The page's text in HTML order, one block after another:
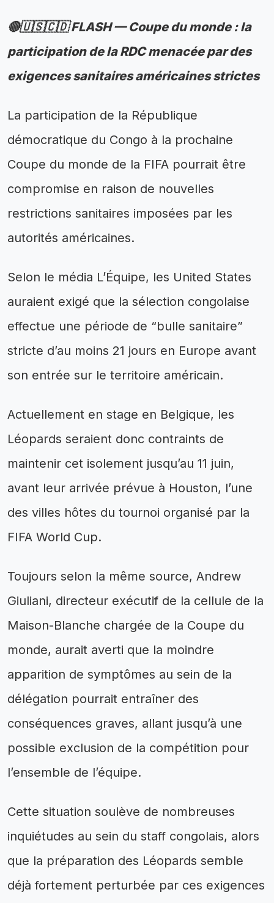
🔴🇺🇸🇨🇩 FLASH — Coupe du monde : la
participation de la RDC menacée par des
exigences sanitaires américaines strictes
La participation de la République
démocratique du Congo à la prochaine
Coupe du monde de la FIFA pourrait être
compromise en raison de nouvelles
restrictions sanitaires imposées par les
autorités américaines.
Selon le média L’Équipe, les United States
auraient exigé que la sélection congolaise
effectue une période de “bulle sanitaire”
stricte d’au moins 21 jours en Europe avant
son entrée sur le territoire américain.
Actuellement en stage en Belgique, les
Léopards seraient donc contraints de
maintenir cet isolement jusqu’au 11 juin,
avant leur arrivée prévue à Houston, l’une
des villes hôtes du tournoi organisé par la
FIFA World Cup.
Toujours selon la même source, Andrew
Giuliani, directeur exécutif de la cellule de la
Maison-Blanche chargée de la Coupe du
monde, aurait averti que la moindre
apparition de symptômes au sein de la
délégation pourrait entraîner des
conséquences graves, allant jusqu’à une
possible exclusion de la compétition pour
l’ensemble de l’équipe.
Cette situation soulève de nombreuses
inquiétudes au sein du staff congolais, alors
que la préparation des Léopards semble
déjà fortement perturbée par ces exigences